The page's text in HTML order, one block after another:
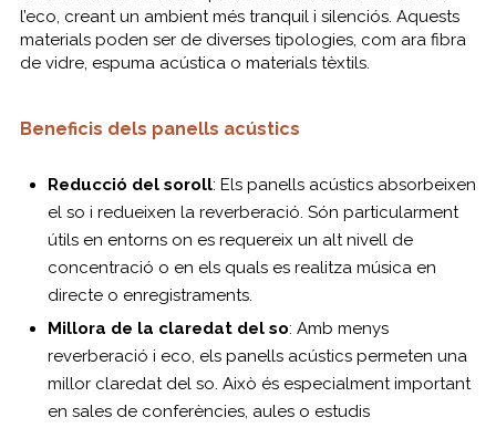
l’eco, creant un ambient més tranquil i silenciós. Aquests
materials poden ser de diverses tipologies, com ara fibra
de vidre, espuma acústica o materials tèxtils.
Beneficis dels panells acústics
Reducció del soroll: Els panells acústics absorbeixen
el so i redueixen la reverberació. Són particularment
útils en entorns on es requereix un alt nivell de
concentració o en els quals es realitza música en
directe o enregistraments.
Millora de la claredat del so: Amb menys
reverberació i eco, els panells acústics permeten una
millor claredat del so. Això és especialment important
en sales de conferències, aules o estudis